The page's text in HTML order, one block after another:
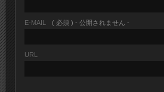
E-MAIL ( 必須 ) - 公開されません -
URL